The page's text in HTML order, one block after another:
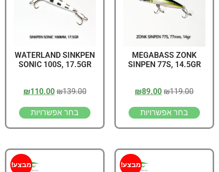
MEGABASS ZONK
SINPEN 77S, 14.5GR
₪119.00
₪89.00
בחר אפשרויות
WATERLAND SINKPEN
SONIC 100S, 17.5GR
₪139.00
₪110.00
בחר אפשרויות
מבצע! מבצע!